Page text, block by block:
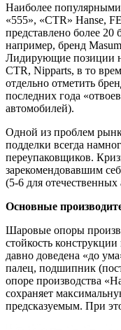
Наиболее
«555», «СТR» Hanse,
представлено более
например, бренд
Лидирующие позиции
CTR, Nipparts, в то
отдельно отметить
последних года
автомобилей).
Одной из проблем
подделки всегда
переупаковщиков.
зарекомендовавшим
(5-6 для
Основные
Шаровые опоры
стойкость
давно доведена «до
палец, подшипник
опоре производства
сохраняет
предсказуемым. При